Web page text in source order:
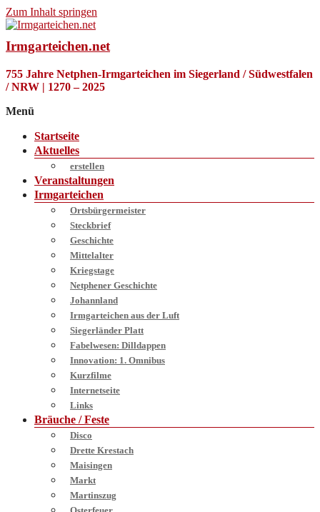
Zum Inhalt springen
Irmgarteichen.net
755 Jahre Netphen-Irmgarteichen im Siegerland / Südwestfalen
/ NRW | 1270 – 2025
Menü
Startseite
Aktuelles
erstellen
Veranstaltungen
Irmgarteichen
Ortsbürgermeister
Steckbrief
Geschichte
Mittelalter
Kriegstage
Netphener Geschichte
Johannland
Irmgarteichen aus der Luft
Siegerländer Platt
Fabelwesen: Dilldappen
Innovation: 1. Omnibus
Kurzfilme
Internetseite
Links
Bräuche / Feste
Disco
Drette Krestach
Maisingen
Markt
Martinszug